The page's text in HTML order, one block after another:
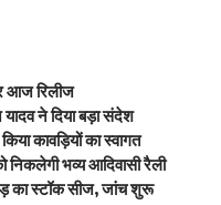
आज रिलीज
ने दिया बड़ा संदेश
कावड़ियों का स्वागत
भव्य आदिवासी रैली
का स्टॉक सीज, जांच शुरू